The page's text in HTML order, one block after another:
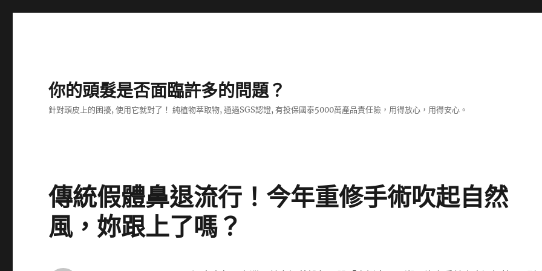
你的頭髮是否面臨許多的問題？
針對頭皮上的困擾, 使用它就對了！ 純植物萃取物, 通過SGS認證, 有投保國泰5000萬產品責任險，用得放心，用得安心。
傳統假體鼻退流行！今年重修手術吹起自然
風，妳跟上了嗎？